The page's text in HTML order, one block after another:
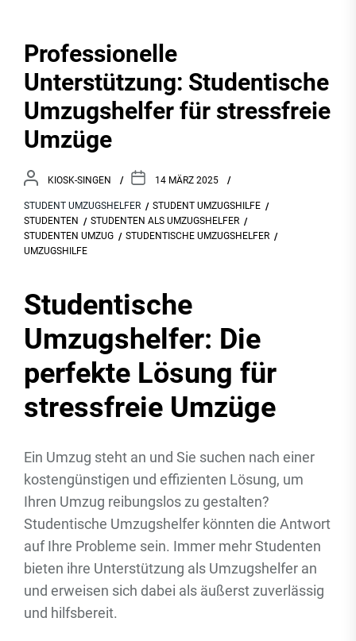
Professionelle
Unterstützung: Studentische
Umzugshelfer für stressfreie
Umzüge
KIOSK-SINGEN 14 MÄRZ 2025
STUDENT UMZUGSHELFER
STUDENT UMZUGSHILFE
STUDENTEN
STUDENTEN ALS UMZUGSHELFER
STUDENTEN UMZUG
STUDENTISCHE UMZUGSHELFER
UMZUGSHILFE
Studentische
Umzugshelfer: Die
perfekte Lösung für
stressfreie Umzüge
Ein Umzug steht an und Sie suchen nach einer
kostengünstigen und effizienten Lösung, um
Ihren Umzug reibungslos zu gestalten?
Studentische Umzugshelfer könnten die Antwort
auf Ihre Probleme sein. Immer mehr Studenten
bieten ihre Unterstützung als Umzugshelfer an
und erweisen sich dabei als äußerst zuverlässig
und hilfsbereit.